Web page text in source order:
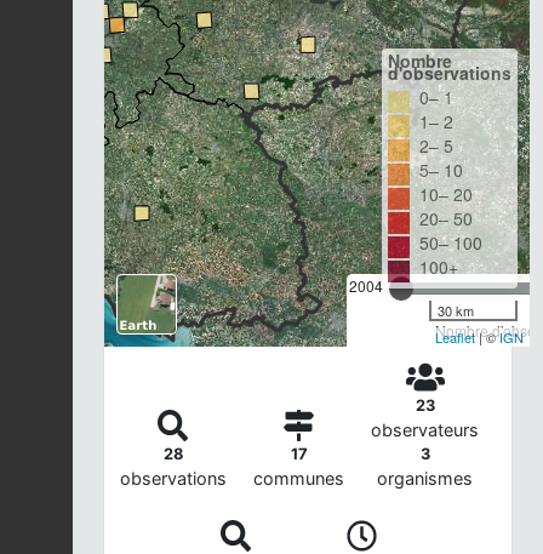
2004
Nombre
Nombre
d'observations
0– 1
1– 2
2– 5
5– 10
10– 20
20– 50
50– 100
100+
30 km
Leaflet| ©IGN
28
observations
17
communes
23
observateurs
3
organismes